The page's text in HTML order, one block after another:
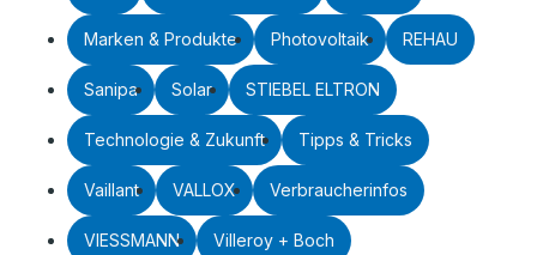
Marken & Produkte Photovoltaik REHAU
Sanipa Solar STIEBEL ELTRON
Technologie & Zukunft Tipps & Tricks
Vaillant VALLOX Verbraucherinfos
VIESSMANN Villeroy + Boch